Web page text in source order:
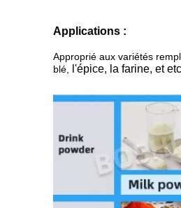
Applications :
Approprié aux variétés
blé,
l'épice, la farine, et